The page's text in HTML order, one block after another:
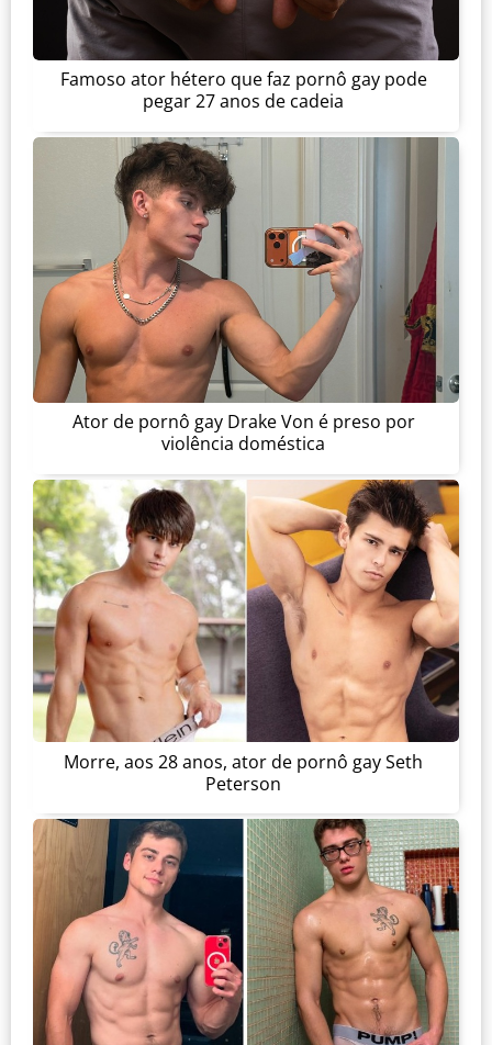
Famoso ator hétero que faz pornô gay pode
pegar 27 anos de cadeia
Ator de pornô gay Drake Von é preso por
violência doméstica
Morre, aos 28 anos, ator de pornô gay Seth
Peterson